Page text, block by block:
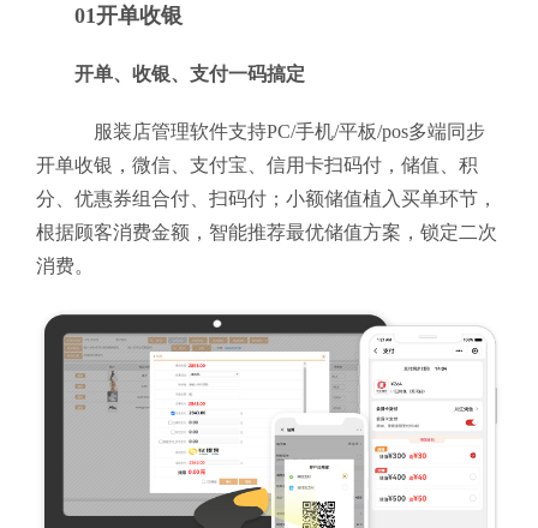
01开单收银
开单、收银、支付一码搞定
服装店管理软件支持PC/手机/平板/pos多端同步
开单收银，微信、支付宝、信用卡扫码付，储值、积
分、优惠券组合付、扫码付；小额储值植入买单环节，
根据顾客消费金额，智能推荐最优储值方案，锁定二次
消费。